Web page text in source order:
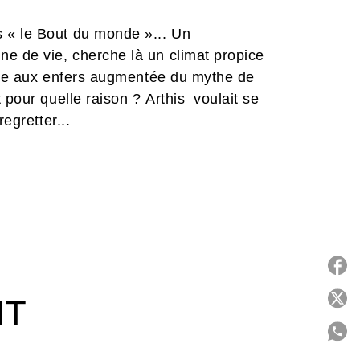
« le Bout du monde »... Un
de vie, cherche là un climat propice
aux enfers augmentée du mythe de
pour quelle raison ? Arthis voulait se